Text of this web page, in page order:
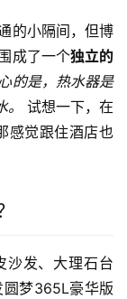
的小隔间，但博
成了一个独立的
的是，热水器是
试想一下，在
感觉跟住酒店也
沙发、大理石台
梦365L豪华版